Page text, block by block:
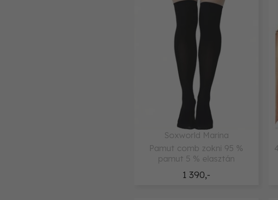
1 390,-
Soxworld Marina
Pamut comb zokni 95 %
pamut 5 % elasztán